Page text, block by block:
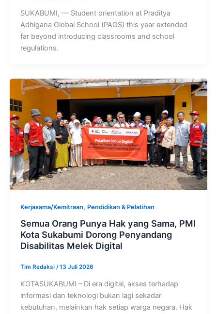
SUKABUMI, — Student orientation at Praditya
Adhigana Global School (PAGS) this year extended
far beyond introducing classrooms and school
regulations.
Kerjasama/Kemitraan, Pendidikan & Pelatihan
Semua Orang Punya Hak yang Sama, PMI
Kota Sukabumi Dorong Penyandang
Disabilitas Melek Digital
Tim Redaksi /13 Juli 2026
KOTASUKABUMI – Di era digital, akses terhadap
informasi dan teknologi bukan lagi sekadar
kebutuhan, melainkan hak setiap warga negara. Hak